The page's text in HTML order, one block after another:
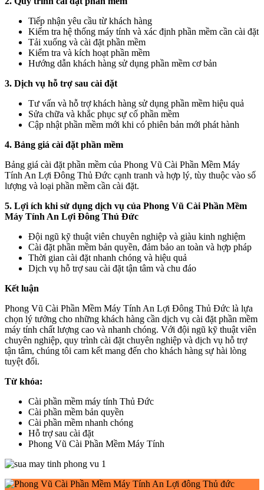
Tiếp nhận yêu cầu từ khách hàng
Kiểm tra hệ thống máy tính và xác định phần mềm cần cài đặt
Tải xuống và cài đặt phần mềm
Kiểm tra và kích hoạt phần mềm
Hướng dẫn khách hàng sử dụng phần mềm cơ bản
3. Dịch vụ hỗ trợ sau cài đặt
Tư vấn và hỗ trợ khách hàng sử dụng phần mềm hiệu quả
Sửa chữa và khắc phục sự cố phần mềm
Cập nhật phần mềm mới khi có phiên bản mới phát hành
4. Bảng giá cài đặt phần mềm
Bảng giá cài đặt phần mềm của Phong Vũ Cài Phần Mềm Máy
Tính An Lợi Đông Thủ Đức cạnh tranh và hợp lý, tùy thuộc vào số
lượng và loại phần mềm cần cài đặt.
5. Lợi ích khi sử dụng dịch vụ của Phong Vũ Cài Phần Mềm
Máy Tính An Lợi Đông Thủ Đức
Đội ngũ kỹ thuật viên chuyên nghiệp và giàu kinh nghiệm
Cài đặt phần mềm bản quyền, đảm bảo an toàn và hợp pháp
Thời gian cài đặt nhanh chóng và hiệu quả
Dịch vụ hỗ trợ sau cài đặt tận tâm và chu đáo
Kết luận
Phong Vũ Cài Phần Mềm Máy Tính An Lợi Đông Thủ Đức là lựa
chọn lý tưởng cho những khách hàng cần dịch vụ cài đặt phần mềm
máy tính chất lượng cao và nhanh chóng. Với đội ngũ kỹ thuật viên
chuyên nghiệp, quy trình cài đặt chuyên nghiệp và dịch vụ hỗ trợ
tận tâm, chúng tôi cam kết mang đến cho khách hàng sự hài lòng
tuyệt đối.
Từ khóa:
Cài phần mềm máy tính Thủ Đức
Cài phần mềm bản quyền
Cài phần mềm nhanh chóng
Hỗ trợ sau cài đặt
Phong Vũ Cài Phần Mềm Máy Tính